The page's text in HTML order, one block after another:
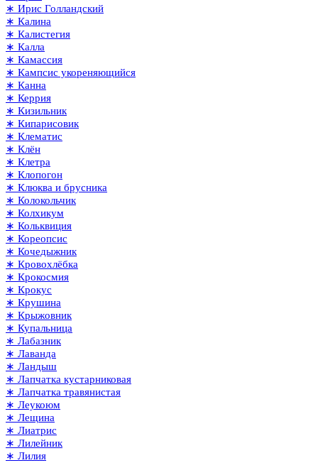
∗ Ирис Голландский
∗ Калина
∗ Калистегия
∗ Калла
∗ Камассия
∗ Кампсис укореняющийся
∗ Канна
∗ Керрия
∗ Кизильник
∗ Кипарисовик
∗ Клематис
∗ Клён
∗ Клетра
∗ Клопогон
∗ Клюква и брусника
∗ Колокольчик
∗ Колхикум
∗ Кольквиция
∗ Кореопсис
∗ Кочедыжник
∗ Кровохлёбка
∗ Крокосмия
∗ Крокус
∗ Крушина
∗ Крыжовник
∗ Купальница
∗ Лабазник
∗ Лаванда
∗ Ландыш
∗ Лапчатка кустарниковая
∗ Лапчатка травянистая
∗ Леукоюм
∗ Лещина
∗ Лиатрис
∗ Лилейник
∗ Лилия